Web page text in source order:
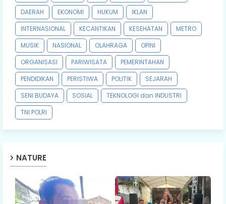
DAERAH
EKONOMI HUKUM
IKLAN
INTERNASIONAL
KECANTIKAN KESEHATAN
METRO
MUSIK
NASIONAL OLAHRAGA
OPINI
ORGANISASI
PARIWISATA
PEMERINTAHAN
PENDIDIKAN
PERISTIWA POLITIK
SEJARAH
SENI BUDAYA
SOSIAL
TEKNOLOGI dan INDUSTRI
TNI POLRI
NATURE